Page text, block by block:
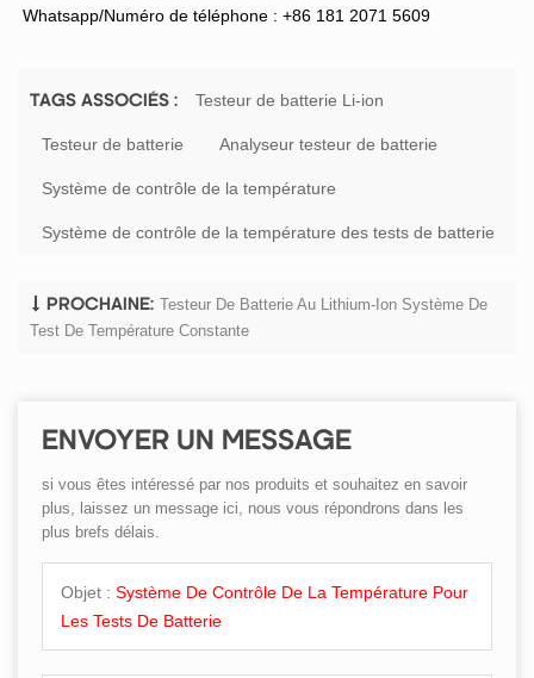
Whatsapp/Numéro de téléphone : +86 181 2071 5609
TAGS ASSOCIÉS : Testeur de batterie Li-ion
Testeur de batterie Analyseur testeur de batterie
Système de contrôle de la température
Système de contrôle de la température des tests de batterie
PROCHAINE: Testeur De Batterie Au Lithium-Ion Système De
Test De Température Constante
ENVOYER UN MESSAGE
si vous êtes intéressé par nos produits et souhaitez en savoir
plus, laissez un message ici, nous vous répondrons dans les
plus brefs délais.
Objet : Système De Contrôle De La Température Pour
Les Tests De Batterie